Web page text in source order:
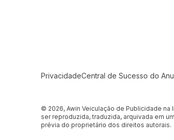
Secondary Footer Navigation
PrivacidadeCentral de Sucesso do
© 2026, Awin Veiculação de Publicidade
ser reproduzida, traduzida, arquivada em
prévia do proprietário dos direitos autorais.